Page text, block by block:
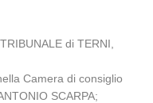
di TERNI,
Camera di consiglio
SCARPA;